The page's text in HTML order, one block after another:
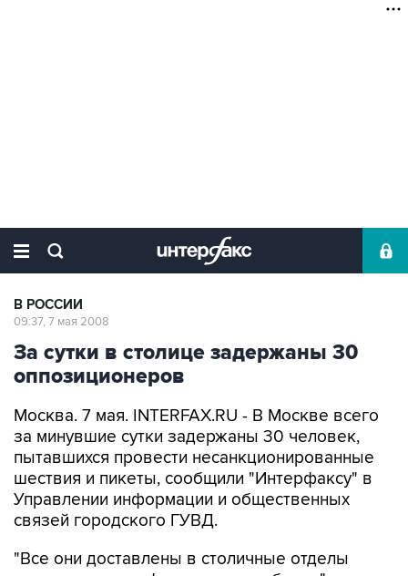
В РОССИИ
09:37, 7 мая 2008
За сутки в столице задержаны 30
оппозиционеров
Москва. 7 мая. INTERFAX.RU - В Москве всего
за минувшие сутки задержаны 30 человек,
пытавшихся провести несанкционированные
шествия и пикеты, сообщили "Интерфаксу" в
Управлении информации и общественных
связей городского ГУВД.
"Все они доставлены в столичные отделы